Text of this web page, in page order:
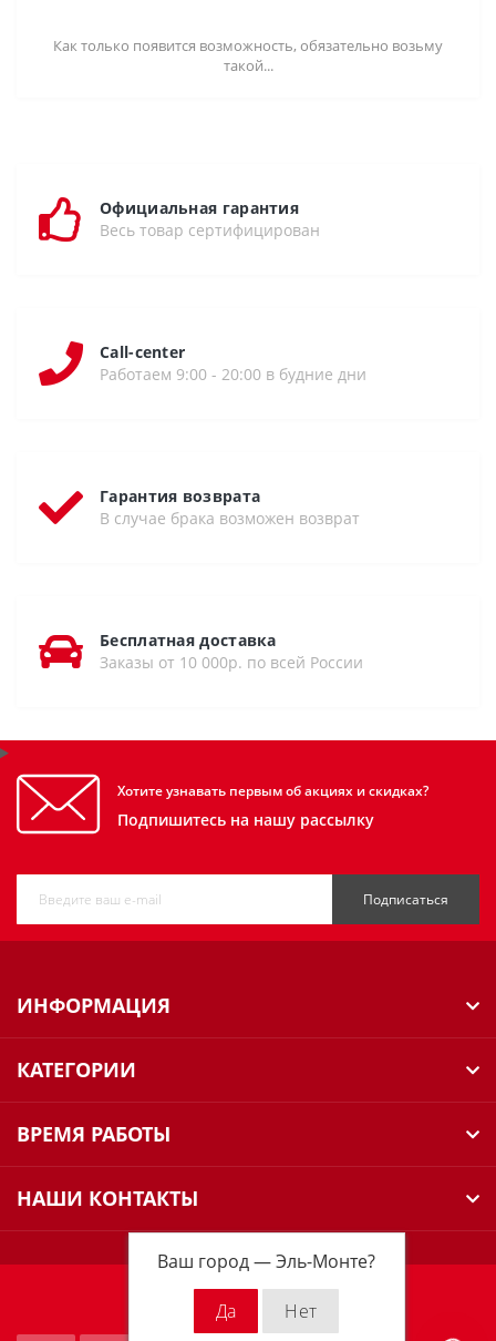
Ваш город —Эль-Монте?
Как только появится возможность, обязательно возьму
такой...
Официальная гарантия
Весь товар сертифицирован
Call-center
Работаем 9:00 - 20:00 в будние дни
Гарантия возврата
В случае брака возможен возврат
Бесплатная доставка
Заказы от 10 000р. по всей России
Хотите узнавать первым об акциях и скидках?
Подпишитесь на нашу рассылку
Подписаться
ИНФОРМАЦИЯ
КАТЕГОРИИ
ВРЕМЯ РАБОТЫ
НАШИ КОНТАКТЫ
Milwaukee Russia © 2026